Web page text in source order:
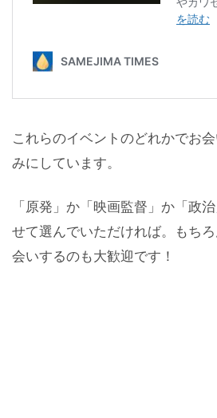
これらのイベントのどれかでお
みにしています。
「原発」か「映画監督」か「政
せて選んでいただければ。もち
会いするのも大歓迎です！